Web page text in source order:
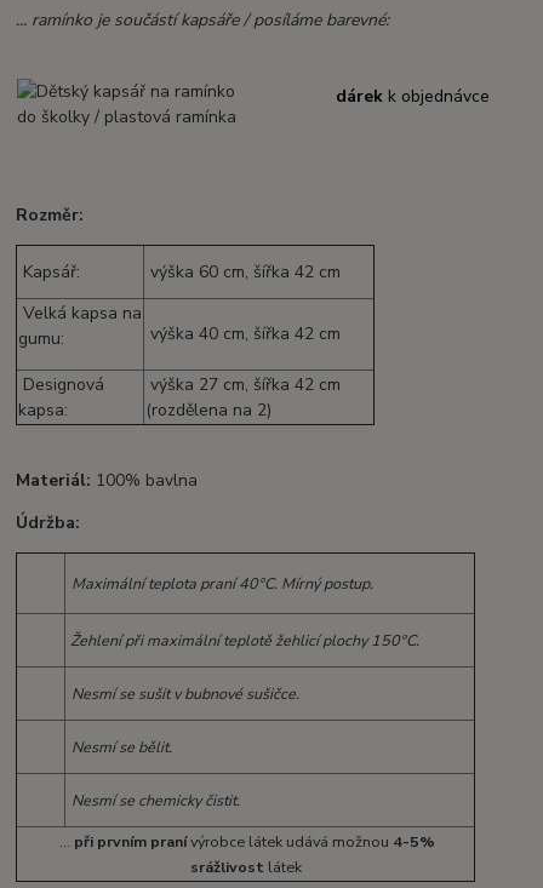
... ramínko je součástí kapsáře / posíláme barevné:
dárek k objednávce
Rozměr:
Kapsář:
výška 60 cm, šířka 42 cm
Velká kapsa na
gumu:
výška 40 cm, šířka 42 cm
Designová
kapsa:
výška 27 cm, šířka 42 cm
(rozdělena na 2)
Materiál: 100% bavlna
Údržba:
Maximální teplota praní 40°C. Mírný postup.
Žehlení při maximální teplotě žehlicí plochy 150°C.
Nesmí se sušit v bubnové sušičce.
Nesmí se bělit.
Nesmí se chemicky čistit.
... při prvním pranívýrobce látek udává možnou 4-5%
srážlivost látek